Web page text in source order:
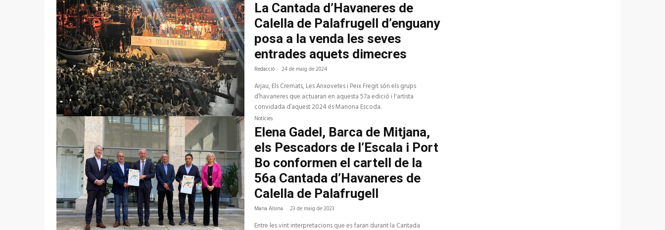
La Cantada d’Havaneres de
Calella de Palafrugell d’enguany
posa a la venda les seves
entrades aquets dimecres
Redacció - 24 de maig de 2024
Arjau, Els Cremats, Les Anxovetes i Peix Fregit són els grups
d’havaneres que actuaran en aquesta 57a edició i l'artista
convidada d’aquest 2024 és Mariona Escoda.
Notícies
Elena Gadel, Barca de Mitjana,
els Pescadors de l’Escala i Port
Bo conformen el cartell de la
56a Cantada d’Havaneres de
Calella de Palafrugell
Maria Alsina - 23 de maig de 2023
Entre les vint interpretacions que es faran durant la Cantada